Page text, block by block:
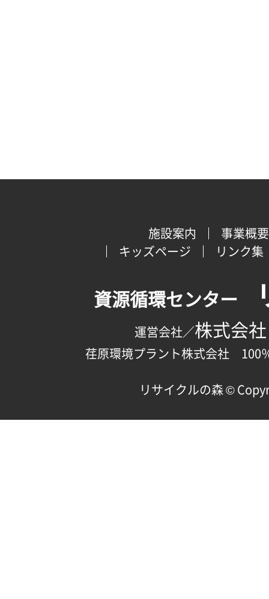
施設案内
事業概要
キッズページ
リンク集
資源循環センター
運営会社／株式会
荏原環境プラント株式会社 100
リサイクルの森 ©